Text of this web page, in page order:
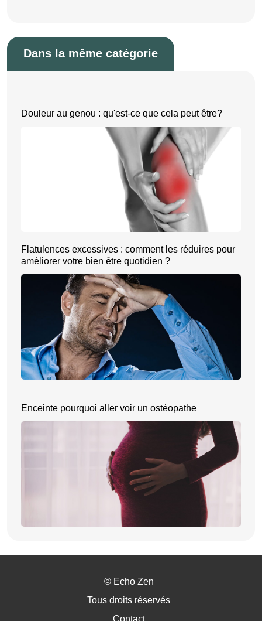
Dans la même catégorie
Douleur au genou : qu'est-ce que cela peut être?
Flatulences excessives : comment les réduires pour
améliorer votre bien être quotidien ?
Enceinte pourquoi aller voir un ostéopathe
© Echo Zen
Tous droits réservés
Contact